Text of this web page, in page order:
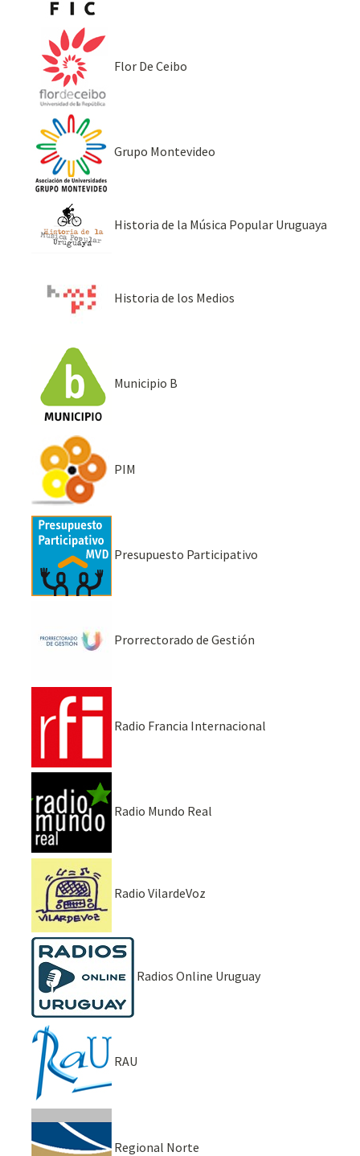
Flor De Ceibo
Grupo Montevideo
Historia de la Música Popular Uruguaya
Historia de los Medios
Municipio B
PIM
Presupuesto Participativo
Prorrectorado de Gestión
Radio Francia Internacional
Radio Mundo Real
Radio VilardeVoz
Radios Online Uruguay
RAU
Regional Norte